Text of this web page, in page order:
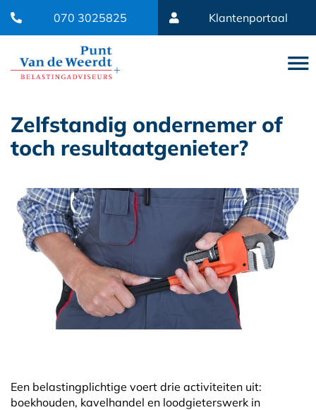
070 3025825 Klantenportaal
Zelfstandig ondernemer of
toch resultaatgenieter?
Een belastingplichtige voert drie activiteiten uit:
boekhouden, kavelhandel en loodgieterswerk in